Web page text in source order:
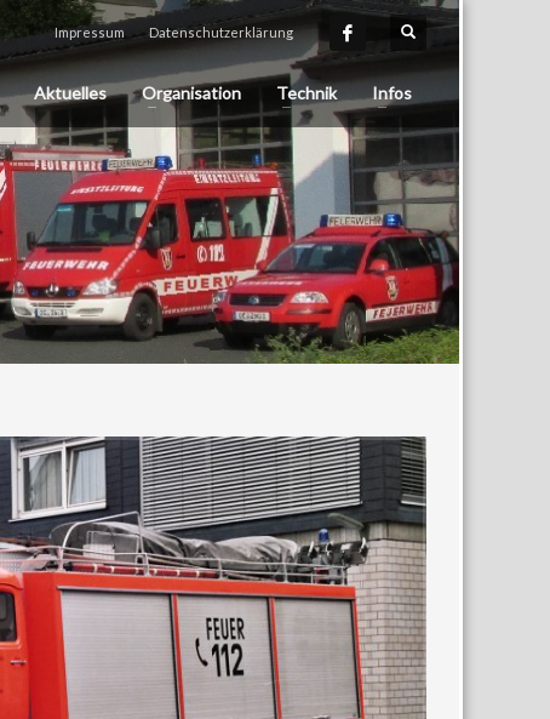
Impressum Datenschutzerklärung
Aktuelles Organisation Technik Infos